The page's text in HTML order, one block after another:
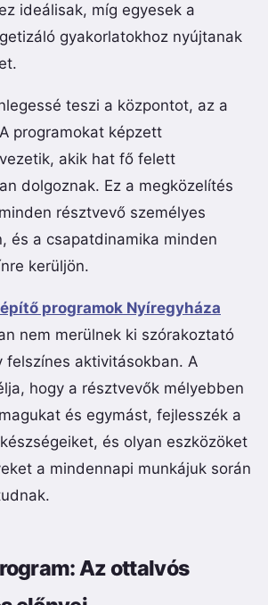
ideálisak, míg egyesek a
gyakorlatokhoz nyújtanak
teszi a központot, az a
programokat képzett
akik hat fő felett
dolgoznak. Ez a megközelítés
résztvevő személyes
és a csapatdinamika minden
kerüljön.
programok Nyíregyháza
nem merülnek ki szórakoztató
felszínes aktivitásokban. A
hogy a résztvevők mélyebben
és egymást, fejlesszék a
és olyan eszközöket
a mindennapi munkájuk során
Az ottalvós